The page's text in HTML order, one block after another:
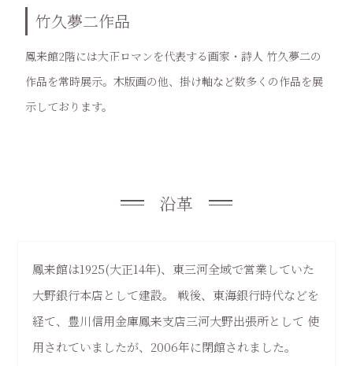
竹久夢二作品
鳳来館2階には大正ロマンを代表する画家・詩人 竹久夢二の
作品を常時展示。木版画の他、掛け軸など数多くの作品を展
示しております。
沿革
鳳来館は1925(大正14年)、東三河全域で営業していた
大野銀行本店として建設。
戦後、東海銀行時代などを
経て、豊川信用金庫鳳来支店三河大野出張所として 使
用されていましたが、2006年に閉館されました。